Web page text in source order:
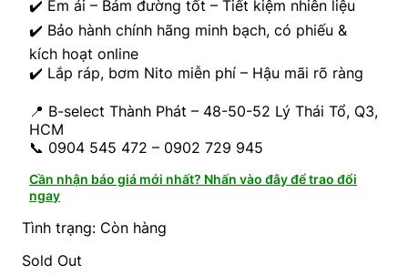
✔️ Êm ái – Bám đường tốt – Tiết kiệm nhiên liệu
✔️ Bảo hành chính hãng minh bạch, có phiếu &
kích hoạt online
✔️ Lắp ráp, bơm Nito miễn phí – Hậu mãi rõ ràng
📍 B-select Thành Phát – 48-50-52 Lý Thái Tổ, Q3,
HCM
📞 0904 545 472 – 0902 729 945
Cần nhận báo giá mới nhất? Nhấn vào đây để trao đổi
ngay
Tình trạng: Còn hàng
Sold Out